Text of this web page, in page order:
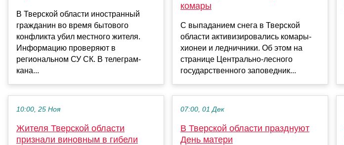
В Тверской области иностранный
гражданин во время бытового
конфликта убил местного жителя.
Информацию проверяют в
региональном СУ СК. В телеграм-
кана...
10:00, 25 Ноя
Жителя Тверской области
признали виновным в гибели
комары
С выпаданием снега в Тверской
области активизировались комары-
хионеи и ледничники. Об этом на
странице Центрально-лесного
государственного заповедник...
07:00, 01 Дек
В Тверской области празднуют
День матери